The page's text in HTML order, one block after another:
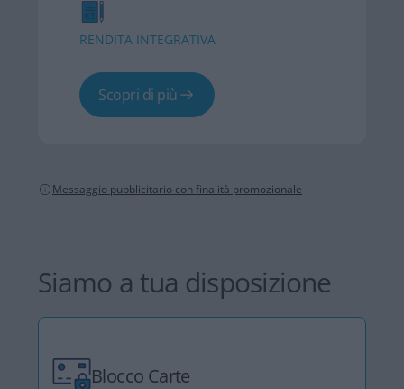
RENDITA INTEGRATIVA
Scopri di più
Messaggio pubblicitario con finalità promozionale
Siamo a tua disposizione
Blocco Carte